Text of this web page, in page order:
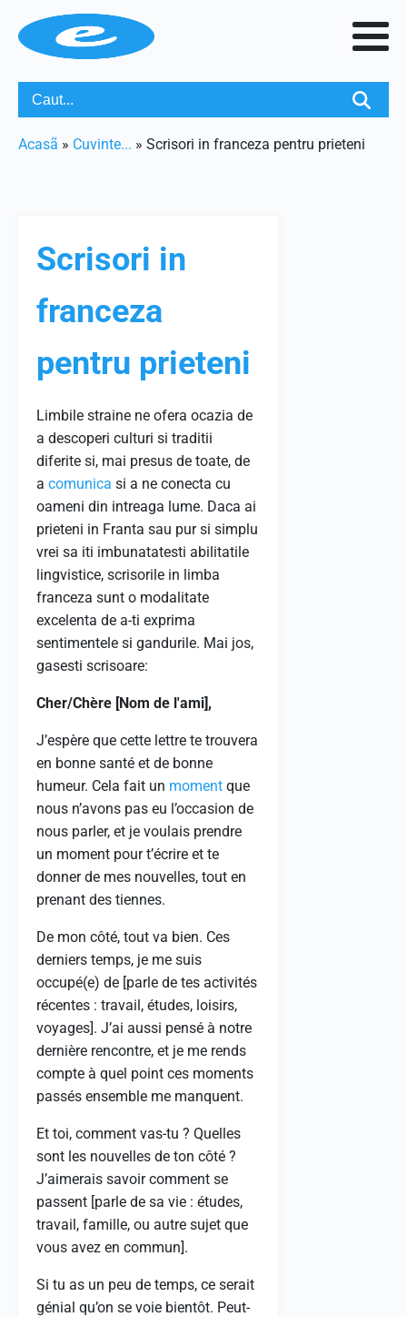
Acasã » Cuvinte... » Scrisori in franceza pentru prieteni
Scrisori in
franceza
pentru prieteni
Limbile straine ne ofera ocazia de
a descoperi culturi si traditii
diferite si, mai presus de toate, de
a comunica si a ne conecta cu
oameni din intreaga lume. Daca ai
prieteni in Franta sau pur si simplu
vrei sa iti imbunatatesti abilitatile
lingvistice, scrisorile in limba
franceza sunt o modalitate
excelenta de a-ti exprima
sentimentele si gandurile. Mai jos,
gasesti scrisoare:
Cher/Chère [Nom de l'ami],
J’espère que cette lettre te trouvera
en bonne santé et de bonne
humeur. Cela fait un moment que
nous n’avons pas eu l’occasion de
nous parler, et je voulais prendre
un moment pour t’écrire et te
donner de mes nouvelles, tout en
prenant des tiennes.
De mon côté, tout va bien. Ces
derniers temps, je me suis
occupé(e) de [parle de tes activités
récentes : travail, études, loisirs,
voyages]. J’ai aussi pensé à notre
dernière rencontre, et je me rends
compte à quel point ces moments
passés ensemble me manquent.
Et toi, comment vas-tu ? Quelles
sont les nouvelles de ton côté ?
J’aimerais savoir comment se
passent [parle de sa vie : études,
travail, famille, ou autre sujet que
vous avez en commun].
Si tu as un peu de temps, ce serait
génial qu’on se voie bientôt. Peut-